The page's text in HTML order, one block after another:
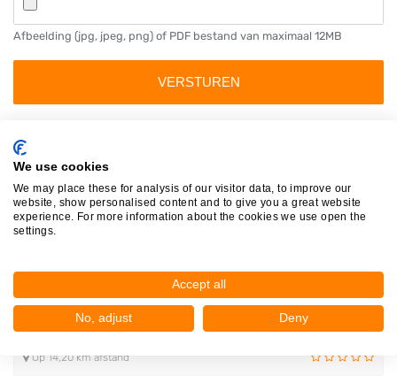
Afbeelding (jpg, jpeg, png) of PDF bestand van maximaal 12MB
Autosloperijen in de buurt
Autosloperij Tony
Bobeldijkerweg 26
1625NZ Hoorn
Op 12,37 km afstand
Metaalhandel Blokdijk B.V.
Kernweg 28
Op 14,20 km afstand
We use cookies
We may place these for analysis of our visitor data, to improve our
website, show personalised content and to give you a great website
experience. For more information about the cookies we use open the
settings.
Accept all
No, adjust Deny